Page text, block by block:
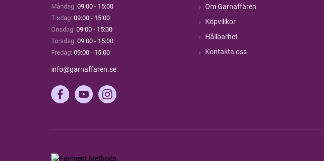
Måndag: 09:00 - 15:00
Tisdag: 09:00 - 15:00
Onsdag: 09:00 - 15:00
Torsdag: 09:00 - 15:00
Fredag: 09:00 - 15:00
info@garnaffaren.se
Om Garnaffären
Köpvillkor
Hållbarhet
Kontakta oss